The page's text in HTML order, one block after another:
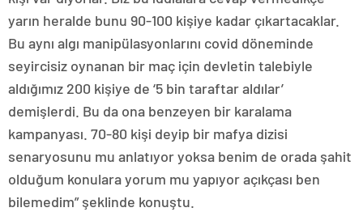
yarın heralde bunu 90-100 kişiye kadar çıkartacaklar.
Bu aynı algı manipülasyonlarını covid döneminde
seyircisiz oynanan bir maç için devletin talebiyle
aldığımız 200 kişiye de ‘5 bin taraftar aldılar’
demişlerdi. Bu da ona benzeyen bir karalama
kampanyası. 70-80 kişi deyip bir mafya dizisi
senaryosunu mu anlatıyor yoksa benim de orada şahit
olduğum konulara yorum mu yapıyor açıkçası ben
bilemedim” şeklinde konuştu.